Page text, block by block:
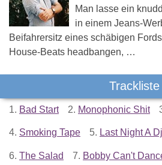
Man lasse ein
in einem Jeans-
Beifahrersitz eines schäbigen
House-Beats headbangen, …
Trackliste
1. Bad Start 2. Monophonic Shit
4. Smoking Tape 5. Last Night A
6. The Salad 7. Bobby Can't